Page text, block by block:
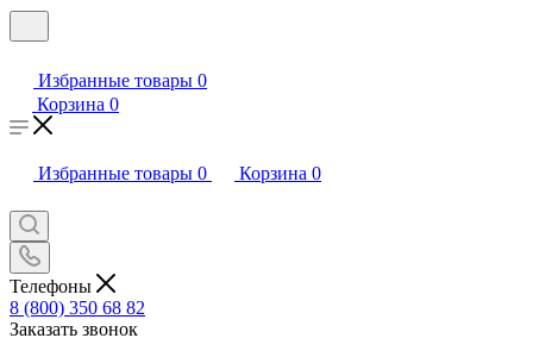
Избранные товары 0
Корзина 0
Избранные товары 0 Корзина 0
Телефоны
8 (800) 350 68 82
Заказать звонок